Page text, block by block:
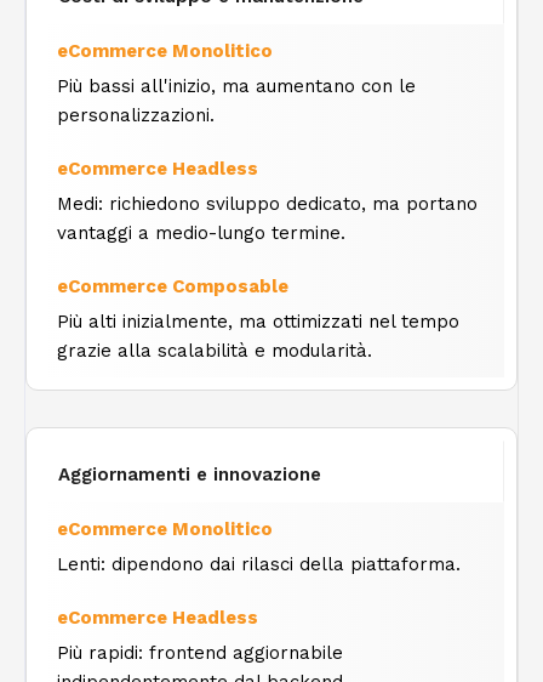
Più bassi all'inizio, ma aumentano con le
personalizzazioni.
Medi: richiedono sviluppo dedicato, ma portano
vantaggi a medio-lungo termine.
Più alti inizialmente, ma ottimizzati nel tempo
grazie alla scalabilità e modularità.
Aggiornamenti e innovazione
Lenti: dipendono dai rilasci della piattaforma.
Più rapidi: frontend aggiornabile